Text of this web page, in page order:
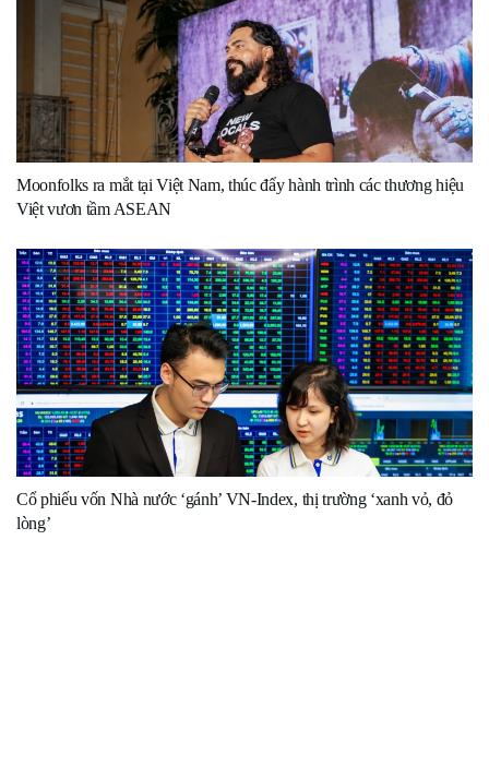
Moonfolks ra mắt tại Việt Nam, thúc đẩy hành trình các thương hiệu
Việt vươn tầm ASEAN
Cổ phiếu vốn Nhà nước ‘gánh’ VN-Index, thị trường ‘xanh vỏ, đỏ
lòng’